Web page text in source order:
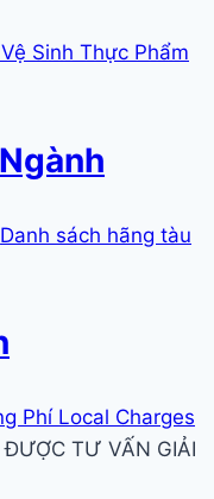
Sinh Thực Phẩm
Danh sách hãng tàu
Phí Local Charges
ĐƯỢC TƯ VẤN GIẢI